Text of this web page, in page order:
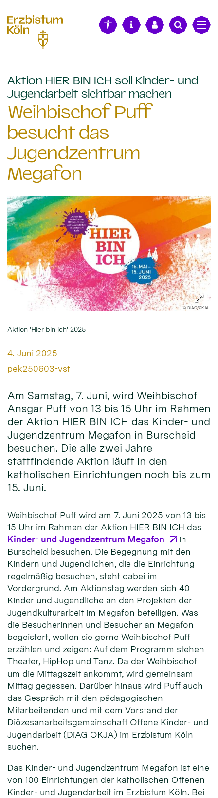
Aktion HIER BIN ICH soll Kinder- und
Jugendarbeit sichtbar machen
Weihbischof Puff
besucht das
Jugendzentrum
Megafon
© DIAG/OKJA
Aktion 'Hier bin ich' 2025
Datum:
4. Juni 2025
Von:
pek250603-vst
Am Samstag, 7. Juni, wird Weihbischof
Ansgar Puff von 13 bis 15 Uhr im Rahmen
der Aktion HIER BIN ICH das Kinder- und
Jugendzentrum Megafon in Burscheid
besuchen. Die alle zwei Jahre
stattfindende Aktion läuft in den
katholischen Einrichtungen noch bis zum
15. Juni.
Weihbischof Puff wird am 7. Juni 2025 von 13 bis
15 Uhr im Rahmen der Aktion HIER BIN ICH das
Kinder- und Jugendzentrum Megafon
in
Burscheid besuchen. Die Begegnung mit den
Kindern und Jugendlichen, die die Einrichtung
regelmäßig besuchen, steht dabei im
Vordergrund. Am Aktionstag werden sich 40
Kinder und Jugendliche an den Projekten der
Jugendkulturarbeit im Megafon beteiligen. Was
die Besucherinnen und Besucher an Megafon
begeistert, wollen sie gerne Weihbischof Puff
erzählen und zeigen: Auf dem Programm stehen
Theater, HipHop und Tanz. Da der Weihbischof
um die Mittagszeit ankommt, wird gemeinsam
Mittag gegessen. Darüber hinaus wird Puff auch
das Gespräch mit den pädagogischen
Mitarbeitenden und mit dem Vorstand der
Diözesanarbeitsgemeinschaft Offene Kinder- und
Jugendarbeit (DiAG OKJA) im Erzbistum Köln
suchen.
Das Kinder- und Jugendzentrum Megafon ist eine
von 100 Einrichtungen der katholischen Offenen
Kinder- und Jugendarbeit im Erzbistum Köln. Bei